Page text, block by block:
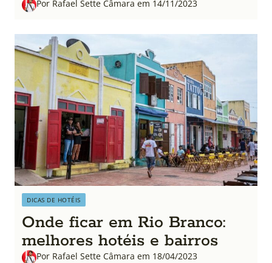
Por Rafael Sette Câmara em 14/11/2023
DICAS DE HOTÉIS
Onde ficar em Rio Branco:
melhores hotéis e bairros
Por Rafael Sette Câmara em 18/04/2023